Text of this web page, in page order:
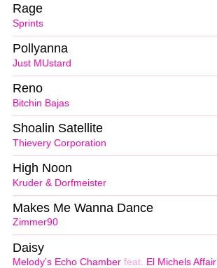
Sprints
Rage
Just MUstard
Pollyanna
Bitchin Bajas
Reno
Thievery Corporation
Shoalin Satellite
Kruder & Dorfmeister
High Noon
Zimmer90
Makes Me Wanna Dance
Melody’s Echo Chamber feat. El Michels Affair
Daisy